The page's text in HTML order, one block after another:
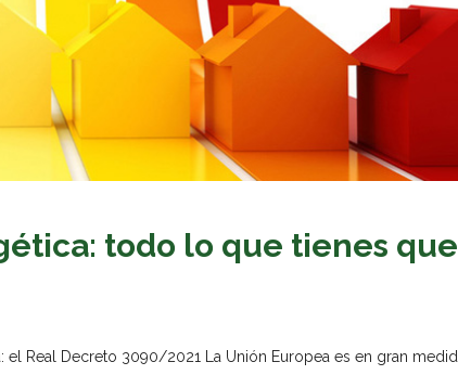
todo lo que tienes que
el Real Decreto 3090/2021 La Unión Europea es en gran